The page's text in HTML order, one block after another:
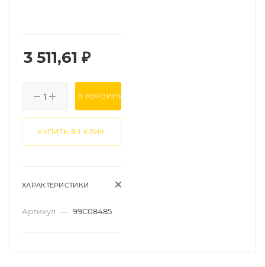
3 511,61 ₽
В КОРЗИНУ
КУПИТЬ В 1 КЛИК
ХАРАКТЕРИСТИКИ
Артикул — 99C08485